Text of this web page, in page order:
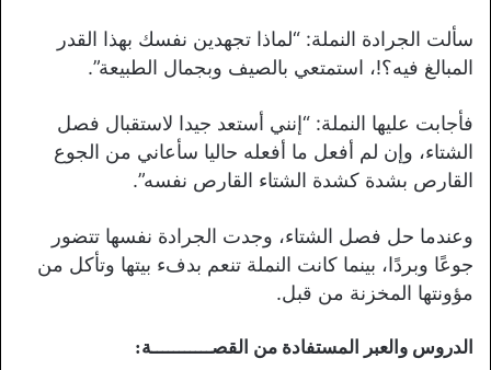
سألت الجرادة النملة: “لماذا تجهدين نفسك بهذا القدر
المبالغ فيه؟!، استمتعي بالصيف وبجمال الطبيعة”.
فأجابت عليها النملة: “إنني أستعد جيدا لاستقبال فصل
الشتاء، وإن لم أفعل ما أفعله حاليا سأعاني من الجوع
القارص بشدة كشدة الشتاء القارص نفسه”.
وعندما حل فصل الشتاء، وجدت الجرادة نفسها تتضور
جوعًا وبردًا، بينما كانت النملة تنعم بدفء بيتها وتأكل من
مؤونتها المخزنة من قبل.
الدروس والعبر المستفادة من القصـــــــــــة: